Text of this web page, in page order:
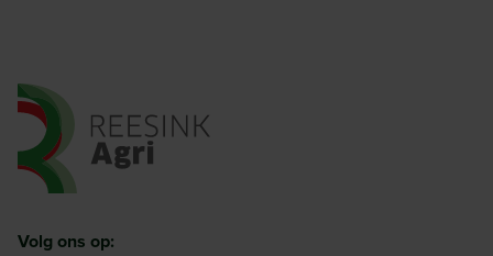
Volg ons op: